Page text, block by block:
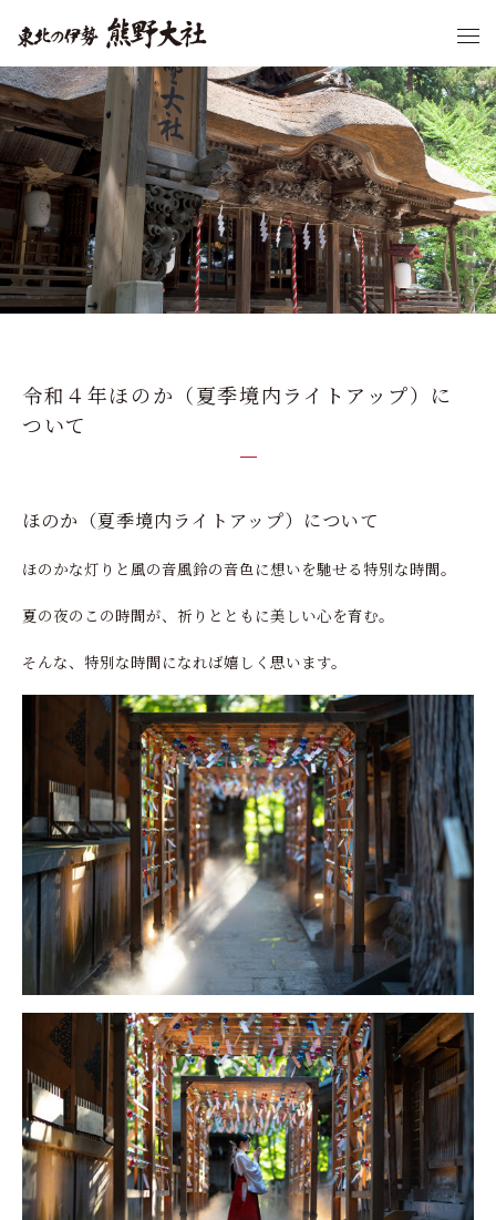
令和４年ほのか（夏季境内ライトアップ）に
ついて
ほのか（夏季境内ライトアップ）について
ほのかな灯りと風の音風鈴の音色に想いを馳せる特別な時間。
夏の夜のこの時間が、祈りとともに美しい心を育む。
そんな、特別な時間になれば嬉しく思います。